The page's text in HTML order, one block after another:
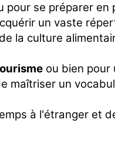
pour se préparer en
un vaste
la culture
ou bien pour
maîtriser un
à l'étranger et